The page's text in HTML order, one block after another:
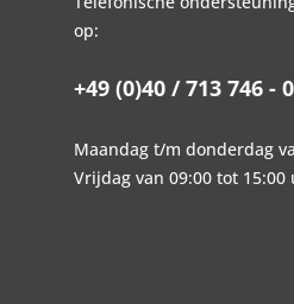
op:
+49 (0)40 / 713 746 - 0
Maandag t/m donderdag
Vrijdag van 09:00 tot 15:00